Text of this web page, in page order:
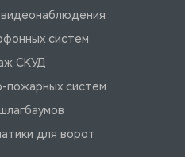
систем
СКУД
пожарных систем
для ворот